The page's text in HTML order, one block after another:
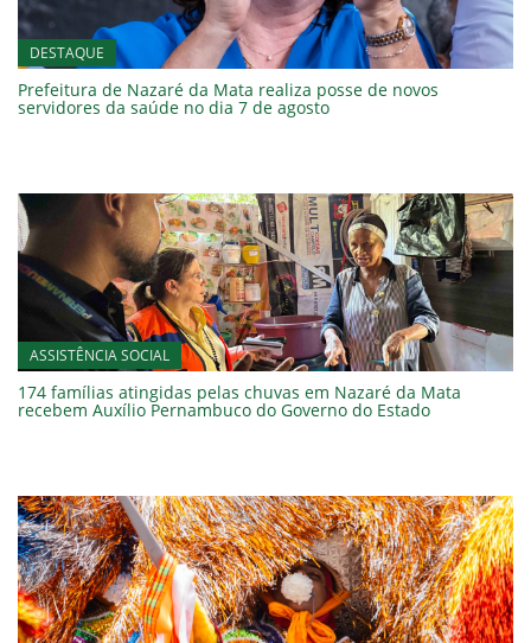
DESTAQUE
Prefeitura de Nazaré da Mata realiza posse de novos
servidores da saúde no dia 7 de agosto
ASSISTÊNCIA SOCIAL
174 famílias atingidas pelas chuvas em Nazaré da Mata
recebem Auxílio Pernambuco do Governo do Estado